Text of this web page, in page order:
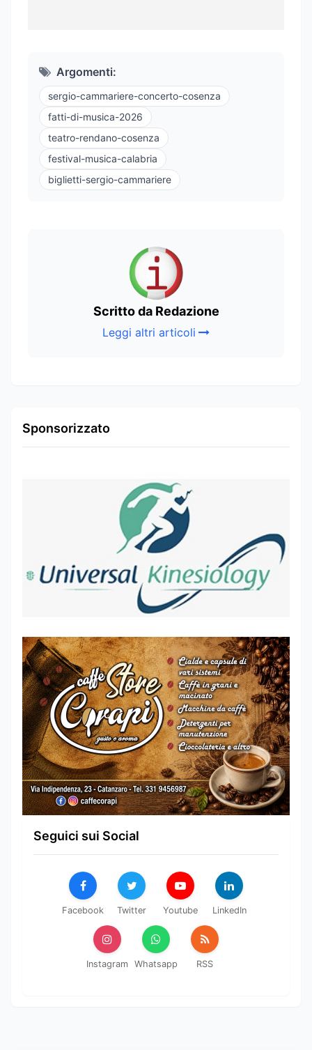
Argomenti:
sergio-cammariere-concerto-cosenza
fatti-di-musica-2026
teatro-rendano-cosenza
festival-musica-calabria
biglietti-sergio-cammariere
Scritto da Redazione
Leggi altri articoli
Sponsorizzato
Seguici sui Social
Facebook Twitter Youtube LinkedIn
Instagram Whatsapp RSS